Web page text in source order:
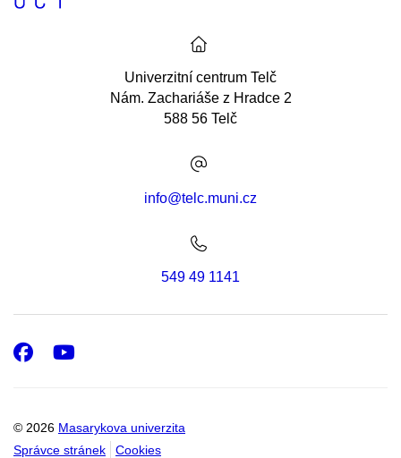
Univerzitní centrum Telč
Nám. Zachariáše z Hradce 2
588 56 Telč
info@telc.muni.cz
549 49 1141
© 2026 Masarykova univerzita
Správce stránek
Cookies
Facebook